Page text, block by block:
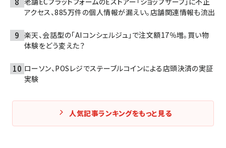
アクセス、885万件の個人情報が漏えい。店舗関連情報も流出
楽天、会話型の「AIコンシェルジュ」で注文額17％増。買い物
体験をどう変えた？
ローソン、POSレジでステーブルコインによる店頭決済の実証
実験
人気記事ランキングをもっと見る